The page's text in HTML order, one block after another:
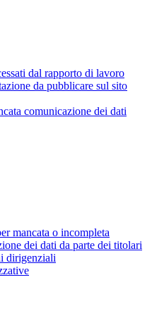
dal rapporto di lavoro
da pubblicare sul sito
comunicazione dei dati
mancata o incompleta
dei dati da parte dei titolari
dirigenziali